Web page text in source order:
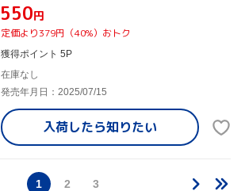
¥550円
定価より379円（40%）おトク
獲得ポイント 5P
在庫なし
発売年月日：2025/07/15
入荷したら知りたい
1 2 3